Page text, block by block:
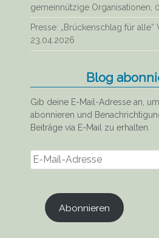
gemeinnützige Organisationen,
Presse: „Brückenschlag für alle“
23.04.2026
Blog
Gib deine E-Mail-Adresse an,
abonnieren und
Beiträge via E-Mail zu erhalten.
E-
Mail-
Abonnieren